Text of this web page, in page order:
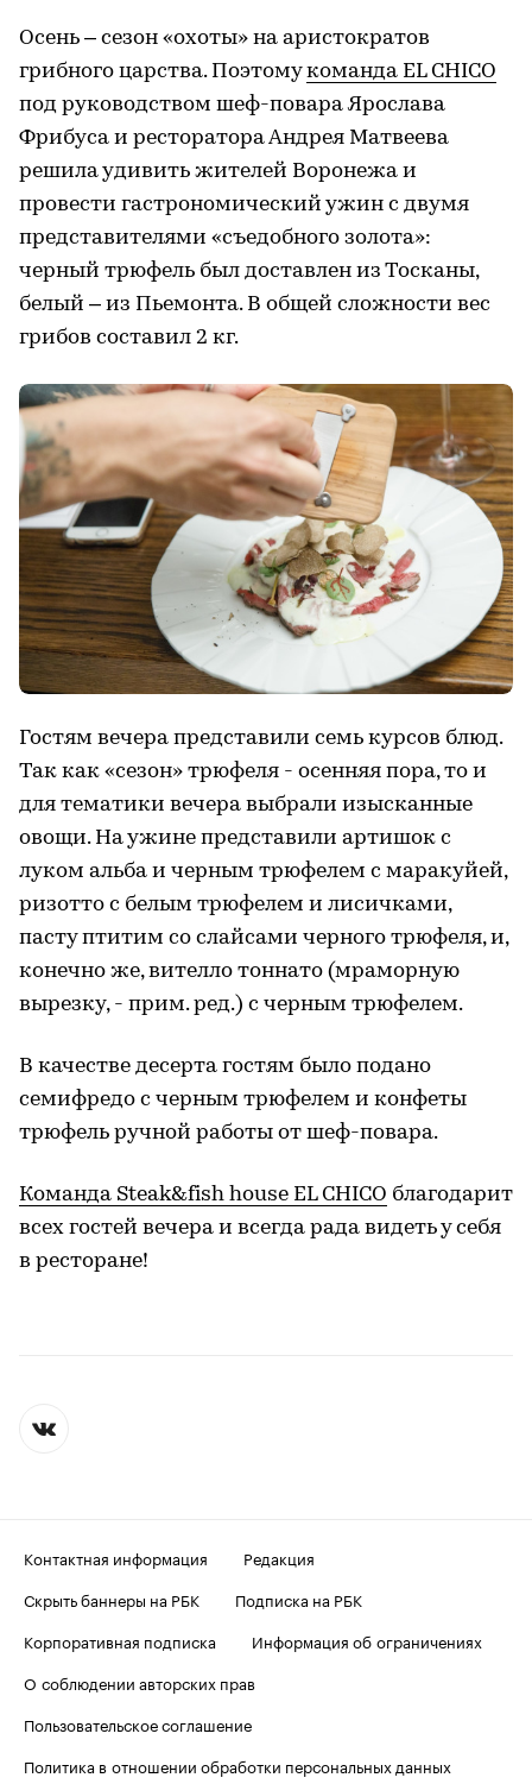
Осень – сезон «охоты» на аристократов
грибного царства. Поэтомукоманда EL CHICO
под руководством шеф-повара Ярослава
Фрибуса и ресторатора Андрея Матвеева
решила удивить жителей Воронежа и
провести гастрономический ужин с двумя
представителями «съедобного золота»:
черный трюфель был доставлен из Тосканы,
белый – из Пьемонта. В общей сложности вес
грибов составил 2 кг.
Гостям вечера представили семь курсов блюд.
Так как «сезон» трюфеля - осенняя пора, то и
для тематики вечера выбрали изысканные
овощи. На ужине представили артишок с
луком альба и черным трюфелем с маракуйей,
ризотто с белым трюфелем и лисичками,
пасту птитим со слайсами черного трюфеля, и,
конечно же, вителло тоннато (мраморную
вырезку, - прим. ред.) с черным трюфелем.
В качестве десерта гостям было подано
семифредо с черным трюфелем и конфеты
трюфель ручной работы от шеф-повара.
Команда Steak&fish house EL CHICO благодарит
всех гостей вечера и всегда рада видеть у себя
в ресторане!
Контактная информация
Редакция
Скрыть баннеры на РБК
Подписка на РБК
Корпоративная подписка
Информация об ограничениях
О соблюдении авторских прав
Пользовательское соглашение
Политика в отношении обработки персональных данных